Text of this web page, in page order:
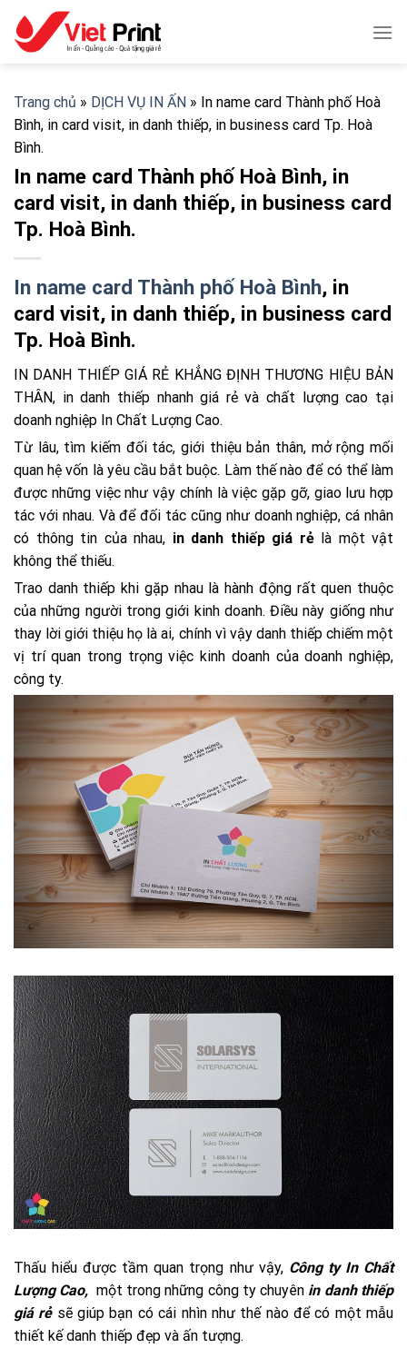
content
Trang chủ » DỊCH VỤ IN ẤN » In name card Thành phố Hoà
Bình, in card visit, in danh thiếp, in business card Tp. Hoà
Bình.
In name card Thành phố Hoà Bình, in
card visit, in danh thiếp, in business card
Tp. Hoà Bình.
In name card Thành phố Hoà Bình, in
card visit, in danh thiếp, in business card
Tp. Hoà Bình.
IN DANH THIẾP GIÁ RẺ KHẲNG ĐỊNH THƯƠNG HIỆU BẢN
THÂN, in danh thiếp nhanh giá rẻ và chất lượng cao tại
doanh nghiệp In Chất Lượng Cao.
Từ lâu, tìm kiếm đối tác, giới thiệu bản thân, mở rộng mối
quan hệ vốn là yêu cầu bắt buộc. Làm thế nào để có thể làm
được những việc như vậy chính là việc gặp gỡ, giao lưu hợp
tác với nhau. Và để đối tác cũng như doanh nghiệp, cá nhân
có thông tin của nhau, in danh thiếp giá rẻlà một vật
không thể thiếu.
Trao danh thiếp khi gặp nhau là hành động rất quen thuộc
của những người trong giới kinh doanh. Điều này giống như
thay lời giới thiệu họ là ai, chính vì vậy danh thiếp chiếm một
vị trí quan trong trọng việc kinh doanh của doanh nghiệp,
công ty.
Thấu hiểu được tầm quan trọng như vậy,Công ty In Chất
Lượng Cao, một trong những công ty chuyên in danh thiếp
giá rẻ sẽ giúp bạn có cái nhìn như thế nào để có một mẫu
thiết kế danh thiếp đẹp và ấn tượng.